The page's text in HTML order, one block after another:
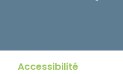
Accessibilité